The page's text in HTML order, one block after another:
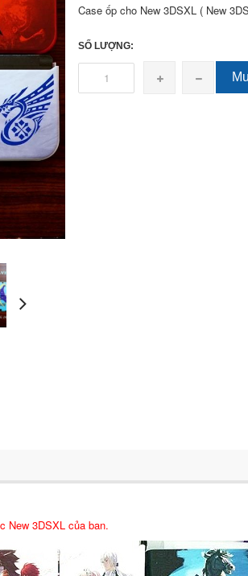
Case ốp cho New 3DSXL ( New
SỐ LƯỢNG:
New 3DSXL của ban.